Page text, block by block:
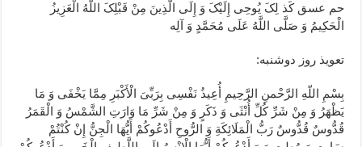
حم عسق کَذ لِکَ یُوحِی إِلَیْکَ وَ إِلَی الَّذِینَ مِنْ قَبْلِکَ اللّهُ الْعَزِیزُ
الْحَکِیمُ وَ صَلَّی اللَّهُ عَلَی مُحَمَّدٍ وَ آلِه
تعویذ روز دوشنبه:
بِسْمِ اللّهِ الرَّحْمنِ الرَّحِیمِ أُعِیذُ نَفْسِی بِرَبِّیَ الْأَکْبَرِ مِمَّا یَخْفَی وَ مَا
یَظْهَرُ وَ مِنْ شَرِّ کُلِّ أُنْثَی وَ ذَکَرٍ وَ مِنْ شَرِّ مَا وَارَتِ الشَّمْسُ وَ الْقَمَرُ
قُدُّوسٌ قُدُّوسٌ رَبُّ الْمَلَائِکَةِ وَ الرُّوحِ أَدْعُوکُمْ أَیُّهَا الْجِنُّ إِنْ کُنْتُمْ